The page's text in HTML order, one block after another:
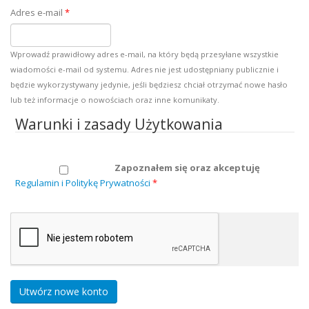
Adres e-mail *
Wprowadź prawidłowy adres e-mail, na który będą przesyłane wszystkie
wiadomości e-mail od systemu. Adres nie jest udostępniany publicznie i
będzie wykorzystywany jedynie, jeśli będziesz chciał otrzymać nowe hasło
lub też informacje o nowościach oraz inne komunikaty.
Warunki i zasady Użytkowania
Zapoznałem się oraz akceptuję
Regulamin i Politykę Prywatności *